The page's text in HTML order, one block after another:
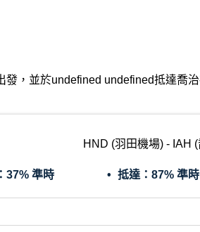
，並於undefined undefined抵達喬
HND (羽田機場) - IAH
37% 準時 抵達： 87% 準時